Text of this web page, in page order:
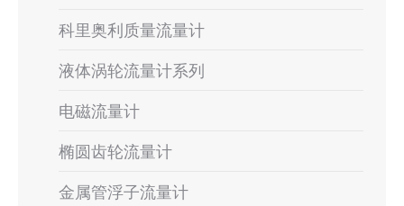
科里奥利质量流量计
液体涡轮流量计系列
电磁流量计
椭圆齿轮流量计
金属管浮子流量计